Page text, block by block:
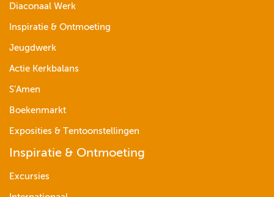
Diaconaal Werk
Inspiratie & Ontmoeting
Jeugdwerk
Actie Kerkbalans
S’Amen
Boekenmarkt
Exposities & Tentoonstellingen
Inspiratie & Ontmoeting
Excursies